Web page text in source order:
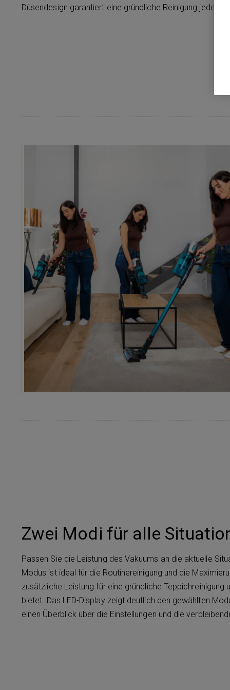
Düsendesign garantiert eine gründliche Reinigung jedes
Zwei Modi für alle
Passen Sie die Leistung des Vakuums an die aktuelle
Modus ist ideal für die Routinereinigung und die
zusätzliche Leistung für eine gründliche
bietet. Das LED-Display zeigt deutlich den gewählten
einen Überblick über die Einstellungen und die